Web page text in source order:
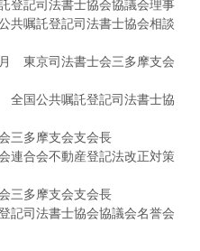
登記司法書士協会協議会理事
嘱託登記司法書士協会相談
東京司法書士会三多摩支会
国公共嘱託登記司法書士協
三多摩支会支会長
連合会不動産登記法改正対策
三多摩支会支会長
司法書士協会協議会名誉会